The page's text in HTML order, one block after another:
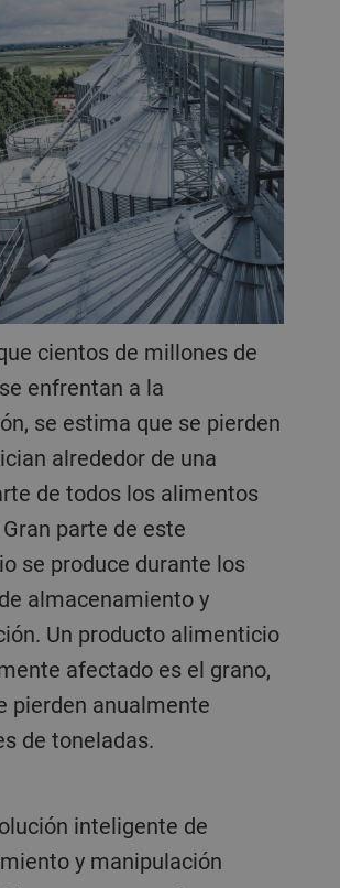
enfrentan a la
se estima que se pierden
alrededor de una
de todos los alimentos
parte de este
se produce durante los
almacenamiento y
Un producto alimenticio
afectado es el grano,
pierden anualmente
de toneladas.
y manipulación